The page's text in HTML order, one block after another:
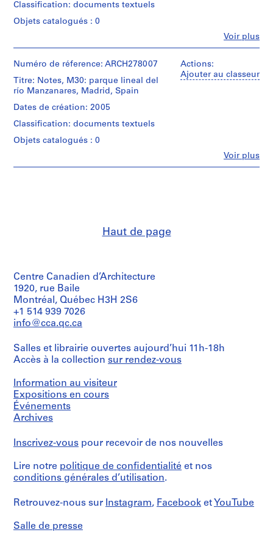
i
v
y
p
i
s
c
i
n
a
V
a
l
l
e
a
s
,
M
a
d
i
,
S
a
n
&
Herreros
(archive
Quantité
Type
d’objet:
1
file
Collation:
26
techniques:
-
Some
plans
are
folded.
Localisation:
Salerno
Mention
de
crédit:
Abalos
Herreros
Collection
Centre
Canadien
Canadian
for
Voir plus
Classification: documents textuels
Objets catalogués : 0
institutions:
&
Herreros
(architectural
Abalos
&
Herreros
creator)
concurso
de
ideas
para
la
M30.
Quantité
/
d’objet:
1
file
Collation:
l.m.
textual
records
records:
l.m.
Actions:
Ajouter au classeur
Voir plus
Numéro de réference: ARCH278007
Titre: Notes, M30: parque lineal del
río Manzanares, Madrid, Spain
Dates de création: 2005
Classification: documents textuels
Objets catalogués : 0
(archive
creator)
Description:
File's
title:
Quantité
Type
d’objet:
1
file
Collation:
0.01
of
textual
records:
0,01
Haut de page
Centre Canadien d’Architecture
1920, rue Baile
Montréal, Québec H3H 2S6
+1 514 939 7026
info@cca.qc.ca
Salles et librairie ouvertes aujourd’hui 11h-18h
Accès à la collection sur rendez-vous
Information au visiteur
Expositions en cours
Événements
Archives
Inscrivez-vous pour recevoir de nos nouvelles
Lire notre politique de confidentialité et nos
conditions générales d’utilisation.
Retrouvez-nous sur Instagram, Facebook et YouTube
Salle de presse